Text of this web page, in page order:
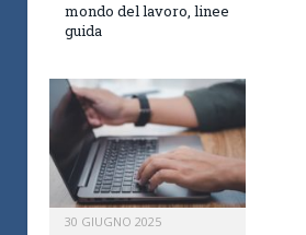
mondo del lavoro, linee
guida
30 GIUGNO 2025